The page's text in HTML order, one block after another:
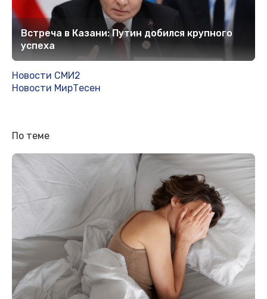
Встреча в Казани: Путин добился крупного
успеха
Новости СМИ2
Новости МирТесен
По теме